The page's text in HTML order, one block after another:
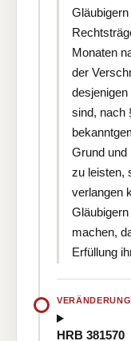
Monaten
der
sind, nach
Grund und
zu leisten,
verlangen
machen,
Erfüllung
HRB 381570